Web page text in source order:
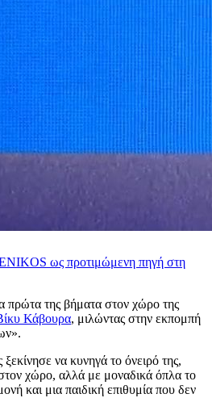
ως προτιμώμενη πηγή στη
πρώτα της βήματα στον χώρο της
Κάβουρα, μιλώντας στην εκπομπή
να κυνηγά το όνειρό της,
χώρο, αλλά με μοναδικά όπλα το
και μια παιδική επιθυμία που δεν